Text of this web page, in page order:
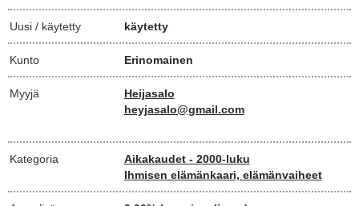
Uusi / käytetty käytetty
Kunto Erinomainen
Myyjä
Heijasalo
heyjasalo@gmail.com
Kategoria
Aikakaudet - 2000-luku
Ihmisen elämänkaari, elämänvaiheet